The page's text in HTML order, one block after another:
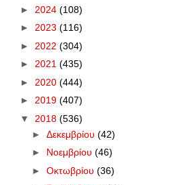
► 2024 (108)
► 2023 (116)
► 2022 (304)
► 2021 (435)
► 2020 (444)
► 2019 (407)
▼ 2018 (536)
► Δεκεμβρίου (42)
► Νοεμβρίου (46)
► Οκτωβρίου (36)